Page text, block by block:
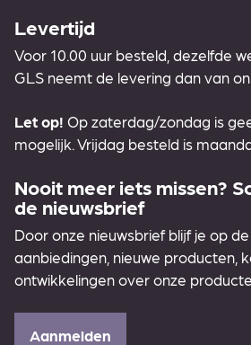
Levertijd
Voor 10.00 uur besteld, dezelfde
GLS neemt de levering dan van
Let op! Op zaterdag/zondag is
mogelijk. Vrijdag besteld is
Nooit meer iets missen?
de nieuwsbrief
Door onze nieuwsbrief blijf je op
aanbiedingen, nieuwe producten,
ontwikkelingen over onze
Aanmelden